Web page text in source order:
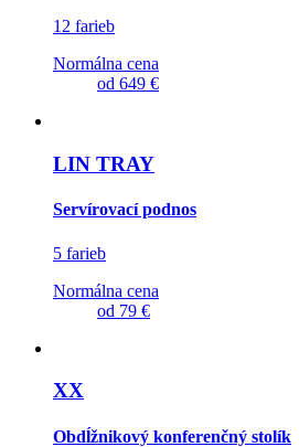
12 farieb
Normálna cena
od 649 €
LIN TRAY
Servírovací podnos
5 farieb
Normálna cena
od 79 €
XX
Obdĺžnikový konferenčný stolík